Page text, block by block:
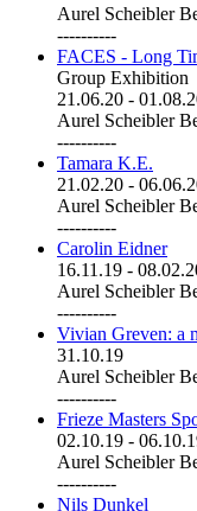
Aurel Scheibler
----------
FACES - Long
Group Exhibition
21.06.20 -
Aurel Scheibler
----------
Tamara K.E.
21.02.20 -
Aurel Scheibler
----------
Carolin Eidner
16.11.19 -
Aurel Scheibler
----------
Vivian Greven: a
31.10.19
Aurel Scheibler
----------
Frieze Masters
02.10.19 -
Aurel Scheibler
----------
Nils Dunkel